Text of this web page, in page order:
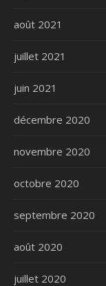
août 2021
juillet 2021
juin 2021
décembre 2020
novembre 2020
octobre 2020
septembre 2020
août 2020
juillet 2020